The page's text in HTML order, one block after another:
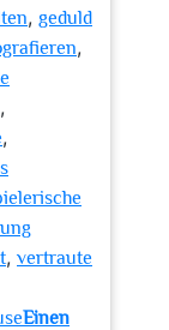
, geduld
,
,
,
, vertraute
Einen